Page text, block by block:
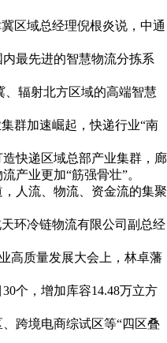
区域总经理倪根炎说，中通
最先进的智慧物流分拣系
、辐射北方区域的高端智慧
群加速崛起，快递行业“南
快递区域总部产业集群，廊
产业更加“筋强骨壮”。
人流、物流、资金流的集聚
环冷链物流有限公司副总经
高质量发展大会上，林卓藩
个，增加库容14.48万立方
跨境电商综试区等“四区叠